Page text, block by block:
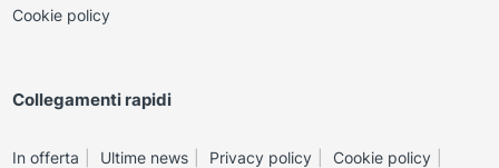
Cookie policy
Collegamenti rapidi
In offerta Ultime news Privacy policy
Cookie policy